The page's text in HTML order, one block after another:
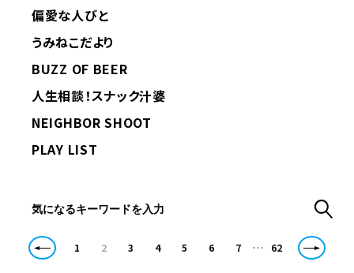
偏愛な人びと
うみねこだより
BUZZ OF BEER
人生相談！スナック汁婆
NEIGHBOR SHOOT
PLAY LIST
1 2 3 4 5 6 7 … 62